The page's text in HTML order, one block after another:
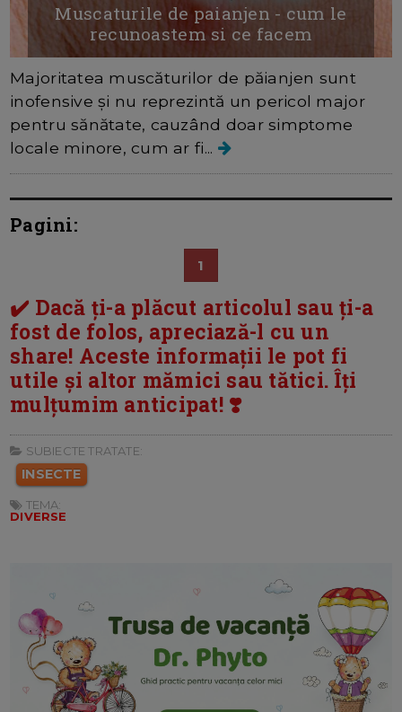
Muscaturile de paianjen - cum le
recunoastem si ce facem
Majoritatea muscăturilor de păianjen sunt
inofensive și nu reprezintă un pericol major
pentru sănătate, cauzând doar simptome
locale minore, cum ar fi...
Pagini:
1
✔️ Dacă ți-a plăcut articolul sau ți-a
fost de folos, apreciază-l cu un
share! Aceste informații le pot fi
utile și altor mămici sau tătici. Îți
mulțumim anticipat! ❣️
SUBIECTE TRATATE:
INSECTE
TEMA:
DIVERSE